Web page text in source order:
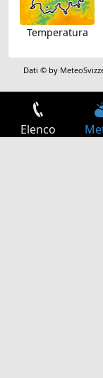
Temperatura
Dati © by
Elenco